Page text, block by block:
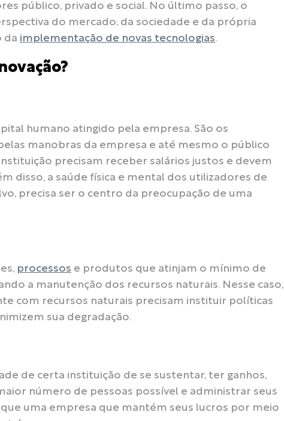
público, privado e social. No último passo, o
do mercado, da sociedade e da própria
da implementação de novas tecnologias.
humano atingido pela empresa. São os
manobras da empresa e até mesmo o público
precisam receber salários justos e devem
disso, a saúde física e mental dos utilizadores de
precisa ser o centro da preocupação de uma
processos e produtos que atinjam o mínimo de
a manutenção dos recursos naturais. Nesse caso,
com recursos naturais precisam instituir políticas
sua degradação.
de certa instituição de se sustentar, ter ganhos,
número de pessoas possível e administrar seus
uma empresa que mantém seus lucros por meio